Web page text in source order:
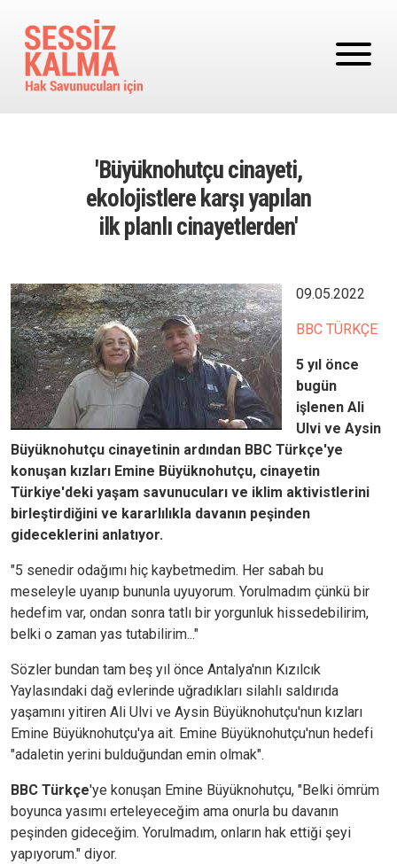
'Büyüknohutçu cinayeti,
ekolojistlere karşı yapılan
ilk planlı cinayetlerden'
Image 09.05.2022
BBC TÜRKÇE
5 yıl önce
bugün
işlenen Ali
Ulvi ve Aysin
Büyüknohutçu cinayetinin ardından BBC Türkçe'ye
konuşan kızları Emine Büyüknohutçu, cinayetin
Türkiye'deki yaşam savunucuları ve iklim aktivistlerini
birleştirdiğini ve kararlılıkla davanın peşinden
gideceklerini anlatıyor.
"5 senedir odağımı hiç kaybetmedim. Her sabah bu
meseleyle uyanıp bununla uyuyorum. Yorulmadım çünkü bir
hedefim var, ondan sonra tatlı bir yorgunluk hissedebilirim,
belki o zaman yas tutabilirim..."
Sözler bundan tam beş yıl önce Antalya'nın Kızılcık
Yaylasındaki dağ evlerinde uğradıkları silahlı saldırıda
yaşamını yitiren Ali Ulvi ve Aysin Büyüknohutçu'nun kızları
Emine Büyüknohutçu'ya ait. Emine Büyüknohutçu'nun hedefi
"adaletin yerini bulduğundan emin olmak".
BBC Türkçe'ye konuşan Emine Büyüknohutçu, "Belki ömrüm
boyunca yasımı erteleyeceğim ama onurla bu davanın
peşinden gideceğim. Yorulmadım, onların hak ettiği şeyi
yapıyorum." diyor.